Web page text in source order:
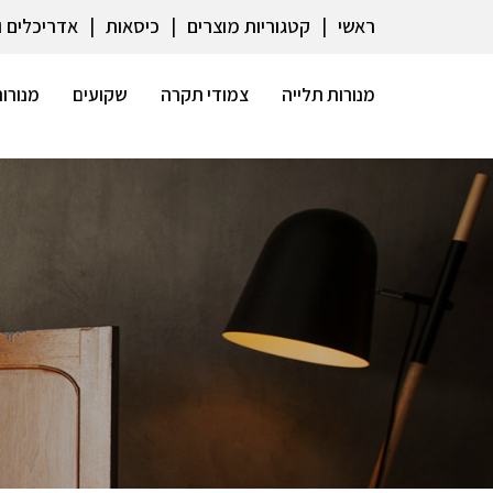
ראשי קטגוריות מוצרים כיסאות
מנורות תלייה צמודי תקרה שקועים